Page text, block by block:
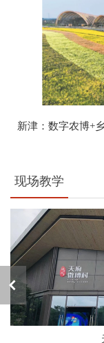
新津：数字农博+
现场教学